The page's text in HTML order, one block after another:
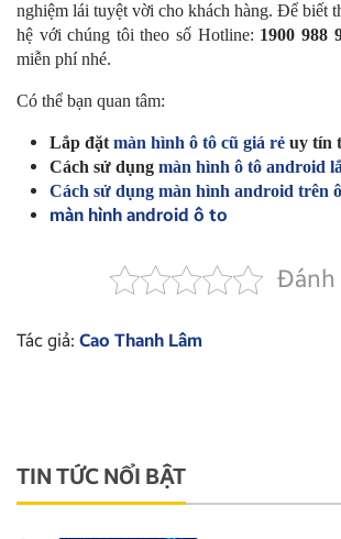
nghiệm lái tuyệt vời cho khách hàng. Để biết
hệ với chúng tôi theo số Hotline: 1900 988
miễn phí nhé.
Có thể bạn quan tâm:
Lắp đặtmàn hình ô tô cũ giá rẻ uy tín
Cách sử dụng màn hình ô tô android
Cách sử dụng màn hình android trên
màn hình android ô to
Đánh
Tác giả: Cao Thanh Lâm
TIN TỨC NỔI BẬT